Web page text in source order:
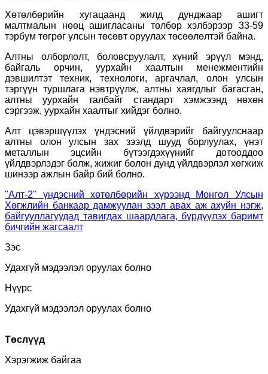
Хөтөлбөрийн хугацаанд жилд дунджаар ашигт
малтмалын нөөц ашигласаны төлбөр хэлбэрээр 33-59
тэрбум төгрөг улсын төсөвт оруулах төсөөлөлтэй байна.
Алтны олборлолт, боловсруулалт, хүний эрүүл мэнд,
байгаль орчин, уурхайн хаалтын менежментийн
дэвшилтэт техник, технологи, аргачлал, олон улсын
тэргүүн туршлага нэвтрүүлж, алтны хаягдлыг багасган,
алтны уурхайн талбайг стандарт хэмжээнд нөхөн
сэргээж, уурхайн хаалтыг хийдэг болно.
Алт цэвэршүүлэх үндэсний үйлдвэрийг байгуулснаар
алтны олон улсын зах зээлд шууд борлуулах, үнэт
металлын эцсийн бүтээгдэхүүнийг дотооддоо
үйлдвэрлэдэг болж, жижиг болон дунд үйлдвэрлэл хөгжиж
шинээр ажлын байр бий болно.
"Алт-2" үндэсний хөтөлбөрийн хүрээнд Монгол Улсын
Хөгжлийн банкаар дамжуулан зээл авах аж ахуйн нэгж,
байгууллагуудад тавигдах шаардлага, бүрдүүлэх баримт
бичгийн жагсаалт
Зэс
Удахгүй мэдээлэл оруулах болно
Нүүрс
Удахгүй мэдээлэл оруулах болно
Төслүүд
Хэрэгжиж байгаа